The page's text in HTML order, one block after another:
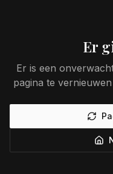
Er
Er is een
pagina te